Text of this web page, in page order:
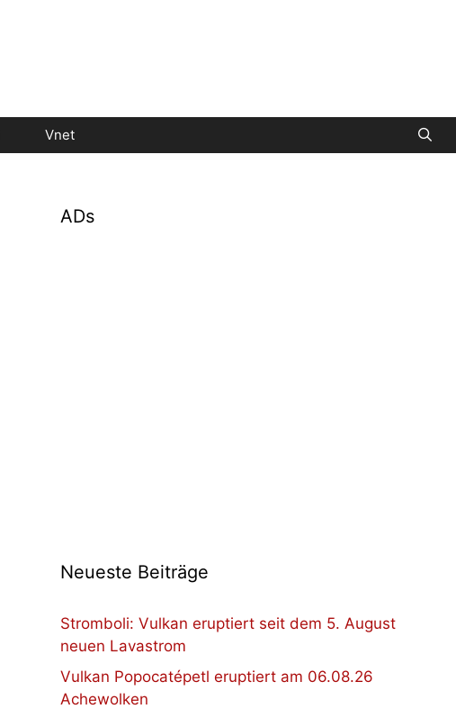
Vnet
ADs
Neueste Beiträge
Stromboli: Vulkan eruptiert seit dem 5. August
neuen Lavastrom
Vulkan Popocatépetl eruptiert am 06.08.26
Achewolken